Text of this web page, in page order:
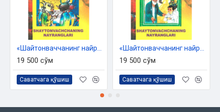
19 500 сўм
Саватчага қўшиш
19 500 сўм
Саватчага қўшиш